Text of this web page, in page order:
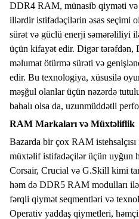
DDR4 RAM, münasib qiyməti
illərdir istifadəçilərin əsas seçimi
sürət və güclü enerji səmərəliliyi
üçün kifayət edir. Digər tərəfdən,
məlumat ötürmə sürəti və
edir. Bu texnologiya, xüsusilə
məşğul olanlar üçün nəzərdə
bahalı olsa da, uzunmüddətli
RAM Markaları və Müxtəliflik
Bazarda bir çox RAM
müxtəlif istifadəçilər üçün uyğun
Corsair, Crucial və G.Skill kimi
həm də DDR5 RAM modulları
fərqli qiymət seqmentləri və
Operativ yaddaş qiymetleri,